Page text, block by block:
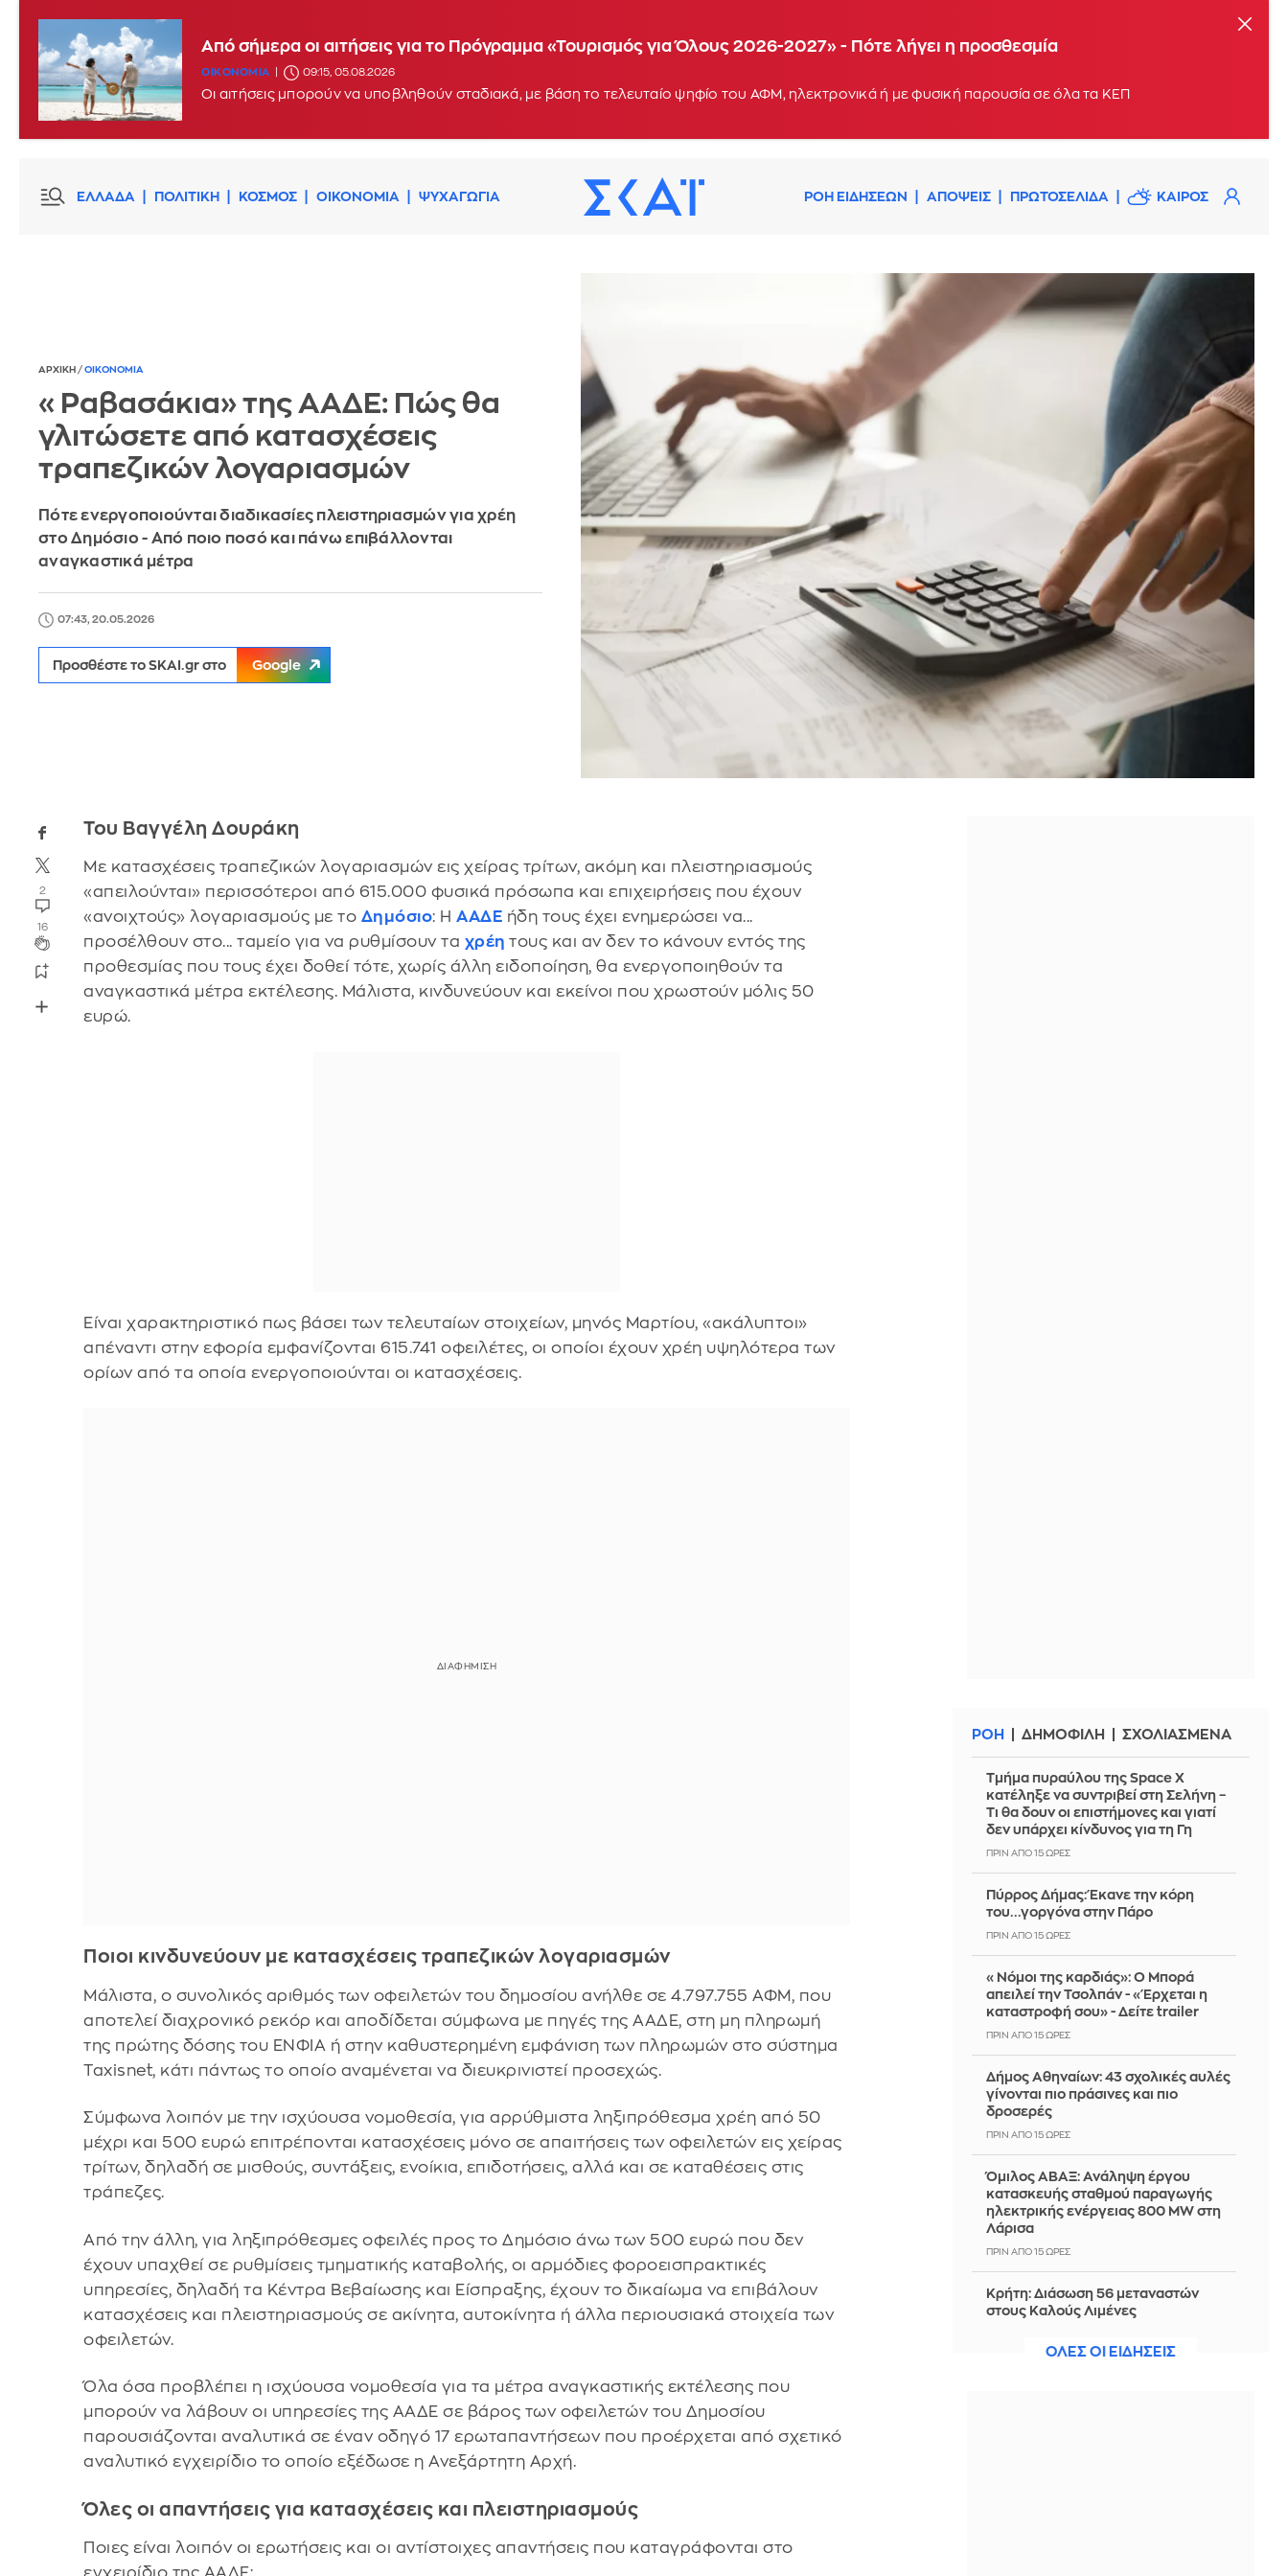
Από σήμερα οι αιτήσεις για το Πρόγραμμα «Τουρισμός για Όλους 2026-2027» - Πότε λήγει η προσθεσμία
ΟΙΚΟΝΟΜΙΑ 09:15, 05.08.2026
ΕΛΛΑΔΑ ΠΟΛΙΤΙΚΗ ΚΟΣΜΟΣ ΟΙΚΟΝΟΜΙΑ ΨΥΧΑΓΩΓΙΑ ΡΟΗ ΕΙΔΗΣΕΩΝ ΑΠΟΨΕΙΣ ΠΡΩΤΟΣΕΛΙΔΑ ΚΑΙΡΟΣ
ΑΡΧΙΚΗ / ΟΙΚΟΝΟΜΙΑ
«Ραβασάκια» της ΑΑΔΕ: Πώς θα
γλιτώσετε από κατασχέσεις
τραπεζικών λογαριασμών
Πότε ενεργοποιούνται διαδικασίες πλειστηριασμών για χρέη
στο Δημόσιο - Από ποιο ποσό και πάνω επιβάλλονται
αναγκαστικά μέτρα
07:43, 20.05.2026
Προσθέστε το SKAI.gr στο Google
2
16
Του Βαγγέλη Δουράκη
Με κατασχέσεις τραπεζικών λογαριασμών εις χείρας τρίτων, ακόμη και πλειστηριασμούς
«απειλούνται» περισσότεροι από 615.000 φυσικά πρόσωπα και επιχειρήσεις που έχουν
«ανοιχτούς» λογαριασμούς με το Δημόσιο: ΗΑΑΔΕ ήδη τους έχει ενημερώσει να...
προσέλθουν στο... ταμείο για να ρυθμίσουν τα χρέητους και αν δεν το κάνουν εντός της
προθεσμίας που τους έχει δοθεί τότε, χωρίς άλλη ειδοποίηση, θα ενεργοποιηθούν τα
αναγκαστικά μέτρα εκτέλεσης. Μάλιστα, κινδυνεύουν και εκείνοι που χρωστούν μόλις 50
ευρώ.
Είναι χαρακτηριστικό πως βάσει των τελευταίων στοιχείων, μηνός Μαρτίου, «ακάλυπτοι»
απέναντι στην εφορία εμφανίζονται 615.741 οφειλέτες, οι οποίοι έχουν χρέη υψηλότερα των
ορίων από τα οποία ενεργοποιούνται οι κατασχέσεις.
Ποιοι κινδυνεύουν με κατασχέσεις τραπεζικών λογαριασμών
Μάλιστα, ο συνολικός αριθμός των οφειλετών του δημοσίου ανήλθε σε 4.797.755 ΑΦΜ, που
αποτελεί διαχρονικό ρεκόρ και αποδίδεται σύμφωνα με πηγές της ΑΑΔΕ, στη μη πληρωμή
της πρώτης δόσης του ΕΝΦΙΑ ή στην καθυστερημένη εμφάνιση των πληρωμών στο σύστημα
Taxisnet, κάτι πάντως το οποίο αναμένεται να διευκρινιστεί προσεχώς.
Σύμφωνα λοιπόν με την ισχύουσα νομοθεσία, για αρρύθμιστα ληξιπρόθεσμα χρέη από 50
μέχρι και 500 ευρώ επιτρέπονται κατασχέσεις μόνο σε απαιτήσεις των οφειλετών εις χείρας
τρίτων, δηλαδή σε μισθούς, συντάξεις, ενοίκια, επιδοτήσεις, αλλά και σε καταθέσεις στις
τράπεζες.
Από την άλλη, για ληξιπρόθεσμες οφειλές προς το Δημόσιο άνω των 500 ευρώ που δεν
έχουν υπαχθεί σε ρυθμίσεις τμηματικής καταβολής, οι αρμόδιες φοροεισπρακτικές
υπηρεσίες, δηλαδή τα Κέντρα Βεβαίωσης και Είσπραξης, έχουν το δικαίωμα να επιβάλουν
κατασχέσεις και πλειστηριασμούς σε ακίνητα, αυτοκίνητα ή άλλα περιουσιακά στοιχεία των
οφειλετών.
Όλα όσα προβλέπει η ισχύουσα νομοθεσία για τα μέτρα αναγκαστικής εκτέλεσης που
μπορούν να λάβουν οι υπηρεσίες της ΑΑΔΕ σε βάρος των οφειλετών του Δημοσίου
παρουσιάζονται αναλυτικά σε έναν οδηγό 17 ερωταπαντήσεων που προέρχεται από σχετικό
αναλυτικό εγχειρίδιο το οποίο εξέδωσε η Ανεξάρτητη Αρχή.
Όλες οι απαντήσεις για κατασχέσεις και πλειστηριασμούς
Ποιες είναι λοιπόν οι ερωτήσεις και οι αντίστοιχες απαντήσεις που καταγράφονται στο
ΡΟΗ ΔΗΜΟΦΙΛΗ ΣΧΟΛΙΑΣΜΕΝΑ
Τμήμα πυραύλου της Space X
κατέληξε να συντριβεί στη Σελήνη –
Τι θα δουν οι επιστήμονες και γιατί
δεν υπάρχει κίνδυνος για τη Γη
ΠΡΙΝ ΑΠΌ 15 ΏΡΕΣ
Πύρρος Δήμας: Έκανε την κόρη
του...γοργόνα στην Πάρο
ΠΡΙΝ ΑΠΌ 15 ΏΡΕΣ
«Νόμοι της καρδιάς»: Ο Μπορά
απειλεί την Τσολπάν - «Έρχεται η
καταστροφή σου» - Δείτε trailer
ΠΡΙΝ ΑΠΌ 15 ΏΡΕΣ
Δήμος Αθηναίων: 43 σχολικές αυλές
γίνονται πιο πράσινες και πιο
δροσερές
ΠΡΙΝ ΑΠΌ 15 ΏΡΕΣ
Όμιλος ΑΒΑΞ: Ανάληψη έργου
κατασκευής σταθμού παραγωγής
ηλεκτρικής ενέργειας 800 ΜW στη
Λάρισα
ΠΡΙΝ ΑΠΌ 15 ΏΡΕΣ
Κρήτη: Διάσωση 56 μεταναστών
στους Καλούς Λιμένες
ΟΛΕΣ ΟΙ ΕΙΔΗΣΕΙΣ